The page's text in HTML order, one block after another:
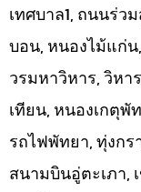
เทศบาล1, ถนนร่
บอน, หนองไม้แก่
วรมหาวิหาร, วิหา
เทียน, หนองเกตุพั
รถไฟพัทยา, ทุ่งกร
สนามบินอู่ตะเภา,